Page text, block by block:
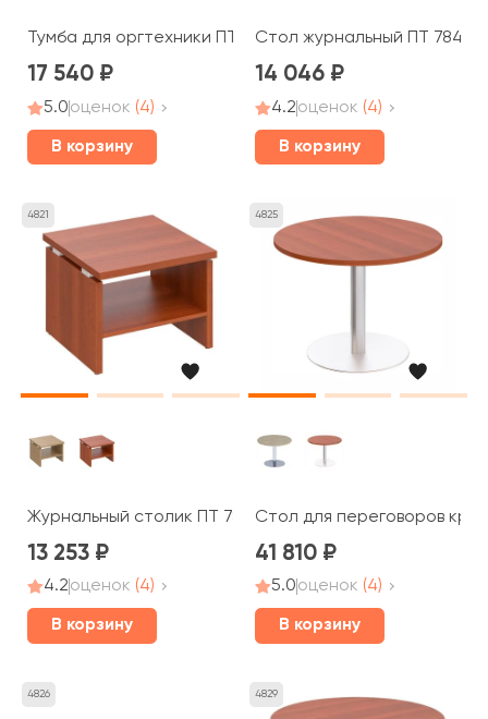
Тумба для оргтехники ПТ 262 Patriot
17 540
5.0оценок (4)
В корзину
Стол журнальный ПТ 784
14 046
4.2оценок (4)
В корзину
4821
Журнальный столик ПТ 785 Patriot
13 253
4.2оценок (4)
В корзину
4825
Стол для переговоров
41 810
5.0оценок (4)
В корзину
4826 4829